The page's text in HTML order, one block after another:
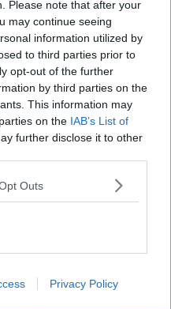
Please note that after your
may continue seeing
information utilized by
to third parties prior to
opt-out of the further
by third parties on the
This information may
on the IAB’s List of
further disclose it to other
Outs
Privacy Policy
professoressa Francesca
è stata effettuata
le videointerviste
media in procinto di
attraverso un’innovativa
con una prima serie di sei
scolastica Mariella Ristori,
dei modi agli alunni in